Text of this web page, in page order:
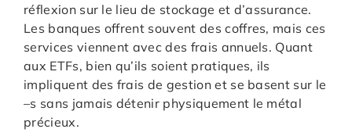
réflexion sur le lieu de stockage et d’assurance.
Les banques offrent souvent des coffres, mais ces
services viennent avec des frais annuels. Quant
aux ETFs, bien qu’ils soient pratiques, ils
impliquent des frais de gestion et se basent sur le
–s sans jamais détenir physiquement le métal
précieux.